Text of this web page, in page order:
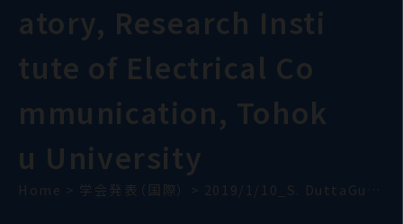
atory, Research Insti
tute of Electrical Co
mmunication, Tohok
u University
Home > 学会発表（国際） > 2019/1/10_S. DuttaGupta